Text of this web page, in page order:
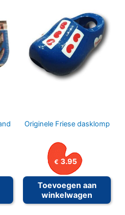
Originele Friese dasklomp
€ 3.95
Toevoegen aan
winkelwagen